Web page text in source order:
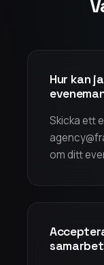
Hur kan
Skicka ett
om ditt